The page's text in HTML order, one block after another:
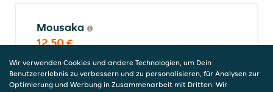
Mousaka
12,50 €
Wir verwenden Cookies und andere Technologien, um Dein
Benutzererlebnis zu verbessern und zu personalisieren, für Analysen zur
Optimierung und Werbung in Zusammenarbeit mit Dritten. Wir